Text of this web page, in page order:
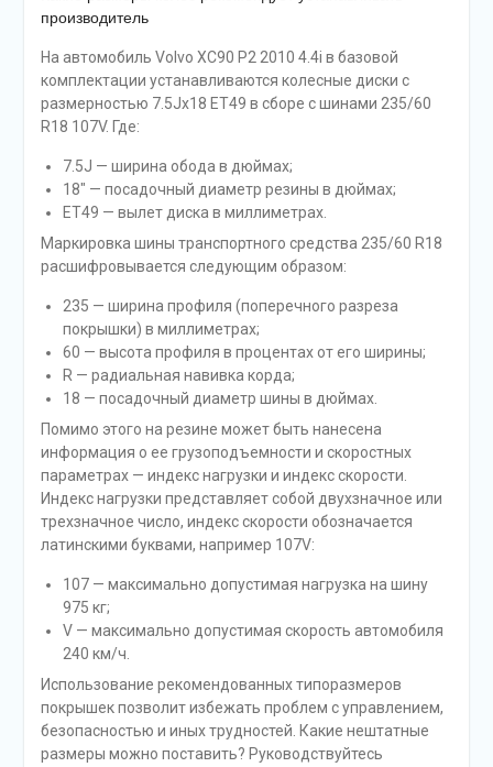
производитель
На автомобиль Volvo XC90 P2 2010 4.4i в базовой
комплектации устанавливаются колесные диски с
размерностью 7.5Jx18 ET49 в сборе с шинами 235/60
R18 107V. Где:
7.5J — ширина обода в дюймах;
18″ — посадочный диаметр резины в дюймах;
ET49 — вылет диска в миллиметрах.
Маркировка шины транспортного средства 235/60 R18
расшифровывается следующим образом:
235 — ширина профиля (поперечного разреза
покрышки) в миллиметрах;
60 — высота профиля в процентах от его ширины;
R — радиальная навивка корда;
18 — посадочный диаметр шины в дюймах.
Помимо этого на резине может быть нанесена
информация о ее грузоподъемности и скоростных
параметрах — индекс нагрузки и индекс скорости.
Индекс нагрузки представляет собой двухзначное или
трехзначное число, индекс скорости обозначается
латинскими буквами, например 107V:
107 — максимально допустимая нагрузка на шину
975 кг;
V — максимально допустимая скорость автомобиля
240 км/ч.
Использование рекомендованных типоразмеров
покрышек позволит избежать проблем с управлением,
безопасностью и иных трудностей. Какие нештатные
размеры можно поставить? Руководствуйтесь